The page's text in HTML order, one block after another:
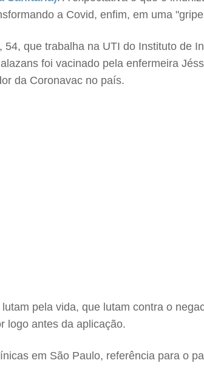
a Covid, enfim, em uma
que trabalha na UTI do Instituto de
foi vacinado pela enfermeira
da Coronavac no país.
pela vida, que lutam contra o
logo antes da aplicação.
em São Paulo, referência para o